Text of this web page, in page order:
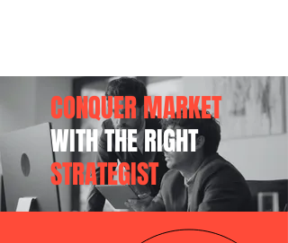
CONQUER MARKET
WITH THE RIGHT
STRATEGIST